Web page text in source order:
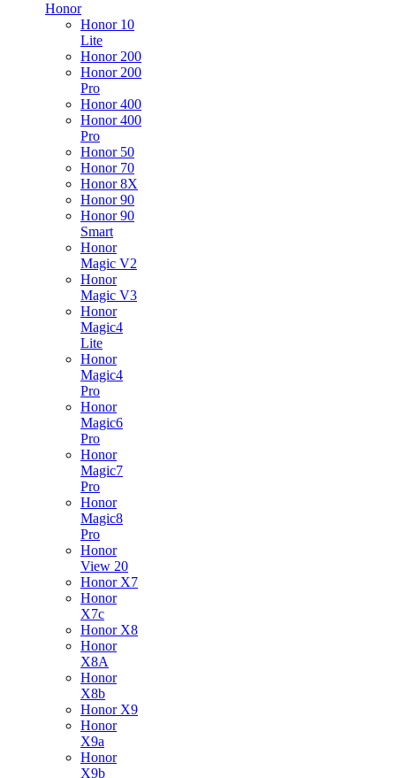
Honor
Honor 10
Lite
Honor 200
Honor 200
Pro
Honor 400
Honor 400
Pro
Honor 50
Honor 70
Honor 8X
Honor 90
Honor 90
Smart
Honor
Magic V2
Honor
Magic V3
Honor
Magic4
Lite
Honor
Magic4
Pro
Honor
Magic6
Pro
Honor
Magic7
Pro
Honor
Magic8
Pro
Honor
View 20
Honor X7
Honor
X7c
Honor X8
Honor
X8A
Honor
X8b
Honor X9
Honor
X9a
Honor
X9b